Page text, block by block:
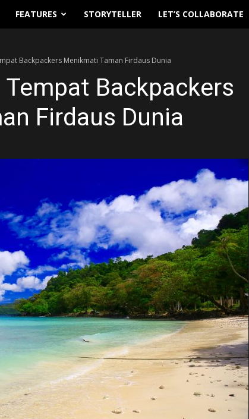
FEATURES STORYTELLER LET’S COLLABORATE
Backpackers Menikmati Taman Firdaus Dunia
Backpackers
Firdaus Dunia